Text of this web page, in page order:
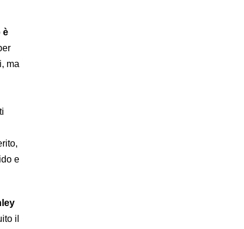
è
ma
e
il